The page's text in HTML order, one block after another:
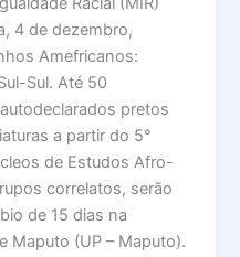
4 de dezembro,
Amefricanos:
Sul. Até 50
pretos
a partir do 5°
de Estudos Afro-
correlatos, serão
de 15 dias na
Maputo (UP – Maputo).